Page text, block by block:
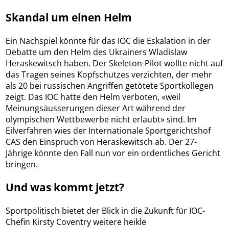
Skandal um einen Helm
Ein Nachspiel könnte für das IOC die Eskalation in der
Debatte um den Helm des Ukrainers Wladislaw
Heraskewitsch haben. Der Skeleton-Pilot wollte nicht auf
das Tragen seines Kopfschutzes verzichten, der mehr
als 20 bei russischen Angriffen getötete Sportkollegen
zeigt. Das IOC hatte den Helm verboten, «weil
Meinungsäusserungen dieser Art während der
olympischen Wettbewerbe nicht erlaubt» sind. Im
Eilverfahren wies der Internationale Sportgerichtshof
CAS den Einspruch von Heraskewitsch ab. Der 27-
Jährige könnte den Fall nun vor ein ordentliches Gericht
bringen.
Und was kommt jetzt?
Sportpolitisch bietet der Blick in die Zukunft für IOC-
Chefin Kirsty Coventry weitere heikle